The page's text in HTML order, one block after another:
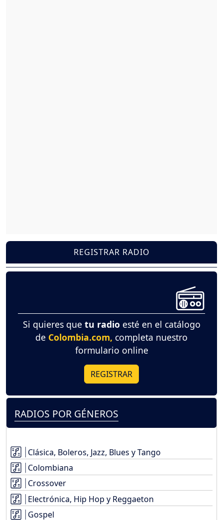
REGISTRAR RADIO
Si quieres que tu radio esté en el catálogo
de Colombia.com, completa nuestro
formulario online
REGISTRAR
RADIOS POR GÉNEROS
Clásica, Boleros, Jazz, Blues y Tango
Colombiana
Crossover
Electrónica, Hip Hop y Reggaeton
Gospel